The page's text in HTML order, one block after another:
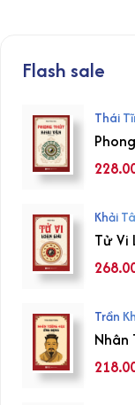
Flash sale
Thái
Khải
Tử Vi
Trần
Nhân